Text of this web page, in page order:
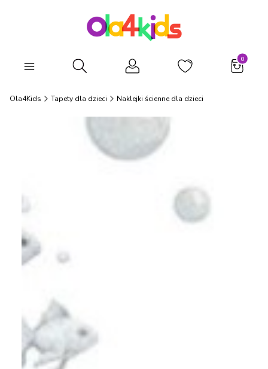
Otwórz wyszukiwarkę
Ola4Kids Tapety dla dzieci Naklejki ścienne dla dzieci